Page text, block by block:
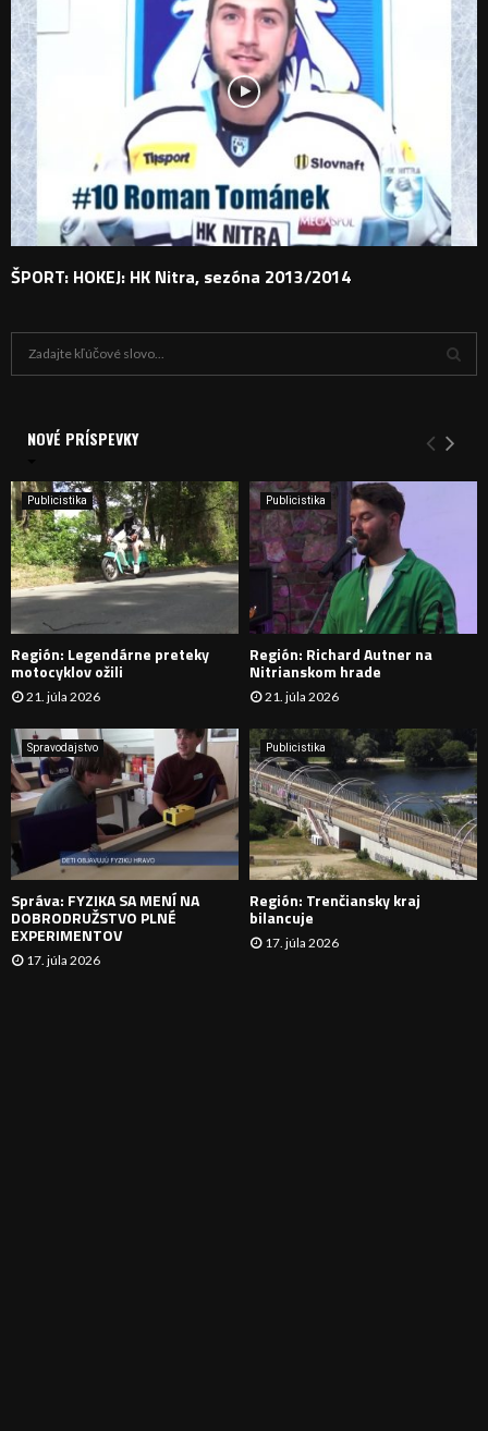
ŠPORT: HOKEJ: HK Nitra, sezóna 2013/2014
i
e
:
Y
H
D
A
N
I
E
NOVÉ PRÍSPEVKY
Publicistika
Región: Legendárne preteky
motocyklov ožili
21. júla 2026
Publicistika
Región: Richard Autner na
Nitrianskom hrade
21. júla 2026
Spravodajstvo
Správa: FYZIKA SA MENÍ NA
DOBRODRUŽSTVO PLNÉ
EXPERIMENTOV
17. júla 2026
Publicistika
Región: Trenčiansky kraj
bilancuje
17. júla 2026